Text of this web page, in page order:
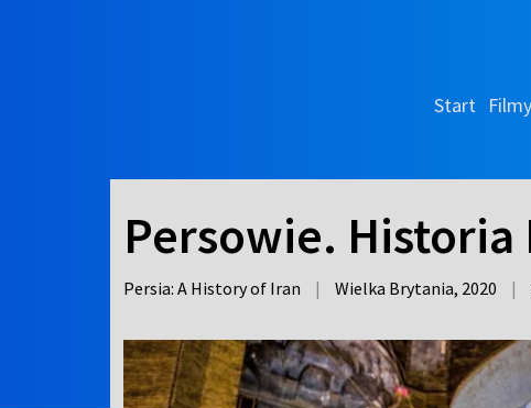
Start Filmy
Persowie. Historia
Persia: A History of Iran | Wielka Brytania, 2020 |